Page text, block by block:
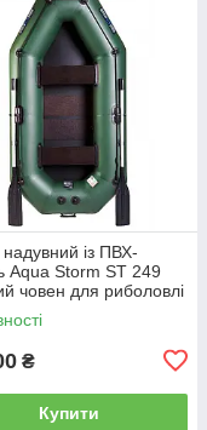
із ПВХ-
Aqua Storm ST 249
човен для риболовлі
₴
Купити